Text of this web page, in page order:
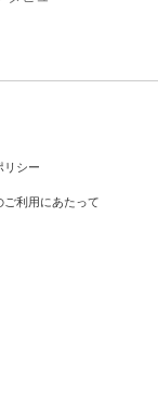
リシー
利用にあたって